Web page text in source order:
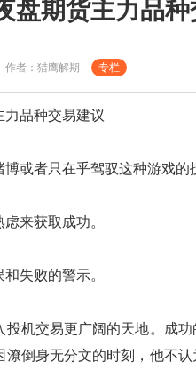
盘期货主力品种
作者：猎鹰解期 专栏
品种交易建议
者只在乎驾驭这种游戏的
来获取成功。
失败的警示。
交易更广阔的天地。成功
潦倒身无分文的时刻，他不